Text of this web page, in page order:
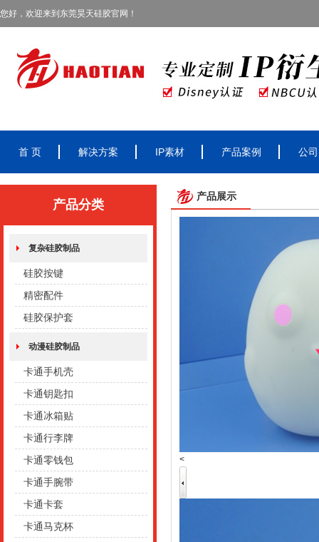
您好，欢迎来到东莞昊天硅胶官网！
首 页 解决方案 IP素材 产品案例 公
产品分类
复杂硅胶制品
硅胶按键
精密配件
硅胶保护套
动漫硅胶制品
卡通手机壳
卡通钥匙扣
卡通冰箱贴
卡通行李牌
卡通零钱包
卡通手腕带
卡通卡套
卡通马克杯
产品展示
<